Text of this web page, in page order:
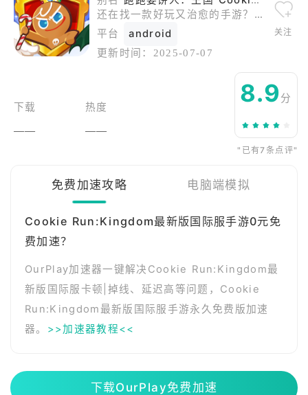
还在找一款好玩又治愈的手游？《跑跑姜饼人王国》你绝对不能错过！可爱的角色、多样的玩法、温馨的故事，每一秒都让人舍不得离开。快来建设你的姜饼人王国，和小伙伴们一起奔跑冒险！
平台
android
更新时间： 2025-07-07
关注
下载
——
热度
——
8.9分
"已有7条点评"
免费加速攻略 电脑端模拟
Cookie Run:Kingdom最新版国际服手游0元免
费加速？
OurPlay加速器一键解决Cookie Run:Kingdom最
新版国际服卡顿|掉线、延迟高等问题，Cookie
Run:Kingdom最新版国际服手游永久免费版加速
器。 >>加速器教程<<
下载OurPlay免费加速